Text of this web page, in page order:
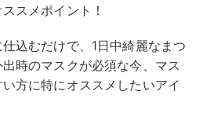
スメポイント！
込むだけで、1日中綺麗なまつ
時のマスクが必須な今、マス
方に特にオススメしたいアイ